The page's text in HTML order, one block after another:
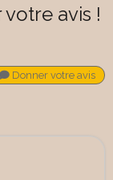
avis !
Donner votre avis